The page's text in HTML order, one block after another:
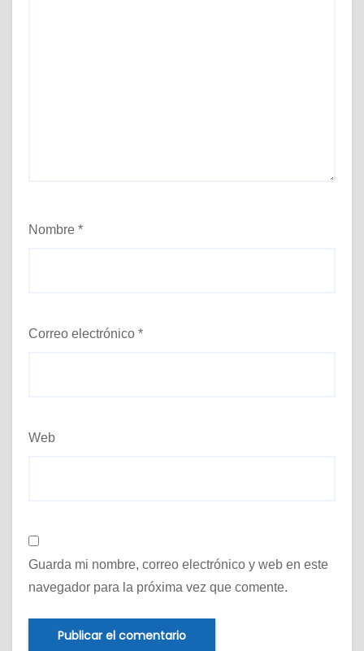
Nombre *
Correo electrónico *
Web
Guarda mi nombre, correo electrónico y web en este
navegador para la próxima vez que comente.